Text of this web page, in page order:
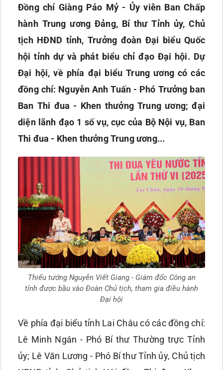
Đồng chí Giàng Páo Mỷ - Ủy viên Ban Chấp
hành Trung ương Đảng, Bí thư Tỉnh ủy, Chủ
tịch HĐND tỉnh, Trưởng đoàn Đại biểu Quốc
hội tỉnh dự và phát biểu chỉ đạo Đại hội. Dự
Đại hội, về phía đại biểu Trung ương có các
đồng chí: Nguyễn Anh Tuấn - Phó Trưởng ban
Ban Thi đua - Khen thưởng Trung ương; đại
diện lãnh đạo 1 số vụ, cục của Bộ Nội vụ, Ban
Thi đua - Khen thưởng Trung ương...
Thiếu tướng Nguyễn Viết Giang - Giám đốc Công an
tỉnh được bầu vào Đoàn Chủ tịch, tham gia điều hành
Đại hội
Về phía đại biểu tỉnh Lai Châu có các đồng chí:
Lê Minh Ngân - Phó Bí thư Thường trực Tỉnh
ủy; Lê Văn Lương - Phó Bí thư Tỉnh ủy, Chủ tịch